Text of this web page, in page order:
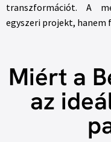
transzformációt. A
egyszeri projekt, hanem
Miért a
az